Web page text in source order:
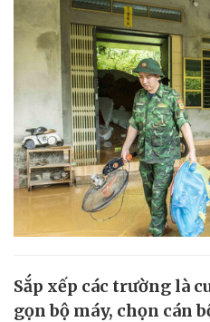
Sắp xếp các trường là
gọn bộ máy, chọn cán